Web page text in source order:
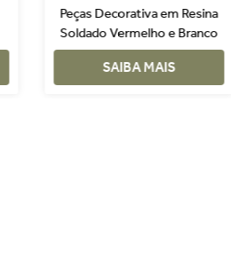
Peças Decorativa em Resina
Soldado Vermelho e Branco
SAIBA MAIS